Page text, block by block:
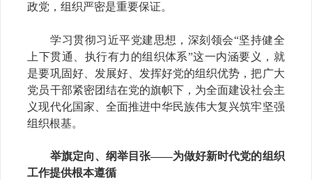
政党，组织严密是重要保证。
学习贯彻习近平党建思想，深刻领会“坚持健全
上下贯通、执行有力的组织体系”这一内涵要义，就
是要巩固好、发展好、发挥好党的组织优势，把广大
党员干部紧密团结在党的旗帜下，为全面建设社会主
义现代化国家、全面推进中华民族伟大复兴筑牢坚强
组织根基。
举旗定向、纲举目张——为做好新时代党的组织
工作提供根本遵循